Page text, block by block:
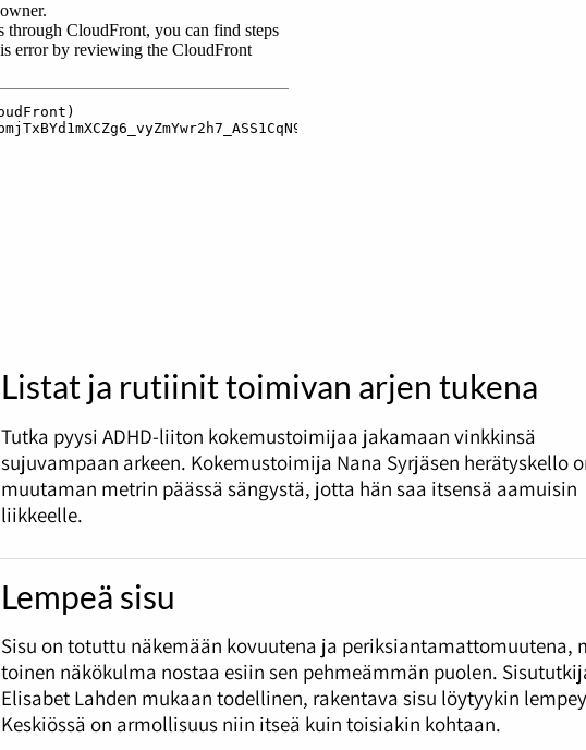
Listat ja rutiinit toimivan arjen tukena
Tutka pyysi ADHD-liiton kokemustoimijaa jakamaan vinkkinsä
sujuvampaan arkeen. Kokemustoimija Nana Syrjäsen herätyskello
muutaman metrin päässä sängystä, jotta hän saa itsensä aamuisin
liikkeelle.
Lempeä sisu
Sisu on totuttu näkemään kovuutena ja periksiantamattomuutena,
toinen näkökulma nostaa esiin sen pehmeämmän puolen.
Elisabet Lahden mukaan todellinen, rakentava sisu löytyykin
Keskiössä on armollisuus niin itseä kuin toisiakin kohtaan.